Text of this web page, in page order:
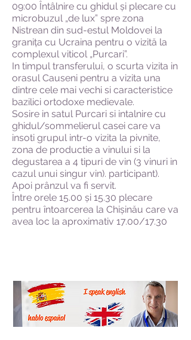
09:00 Întâlnire cu ghidul și plecare cu
microbuzul „de lux” spre zona
Nistrean din sud-estul Moldovei la
granița cu Ucraina pentru o vizită la
complexul viticol „Purcari”.
In timpul transferului, o scurta vizita in
orasul Causeni pentru a vizita una
dintre cele mai vechi si caracteristice
bazilici ortodoxe medievale.
Sosire in satul Purcari si intalnire cu
ghidul/sommelierul casei care va
insoti grupul intr-o vizita la pivnite,
zona de productie a vinului si la
degustarea a 4 tipuri de vin (3 vinuri in
cazul unui singur vin). participant).
Apoi prânzul va fi servit.
Între orele 15.00 și 15.30 plecare
pentru întoarcerea la Chișinău care va
avea loc la aproximativ 17.00/17.30